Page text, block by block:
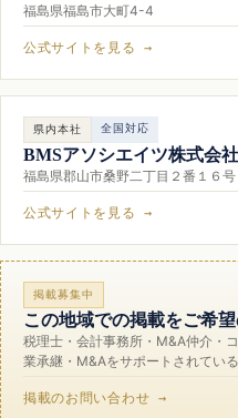
福島県福島市大町4-4
公式サイトを見る →
県内本社 全国対応
BMSアソシエイツ株式会社
福島県郡山市桑野二丁目２番１６号
公式サイトを見る →
掲載募集中
この地域での掲載をご希
税理士・会計事務所・M&A仲介・
業承継・M&Aをサポートされてい
掲載のお問い合わせ →